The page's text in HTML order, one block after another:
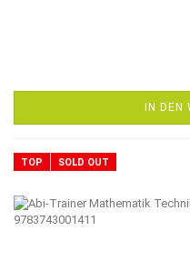
IN DEN
TOP SOLD OUT